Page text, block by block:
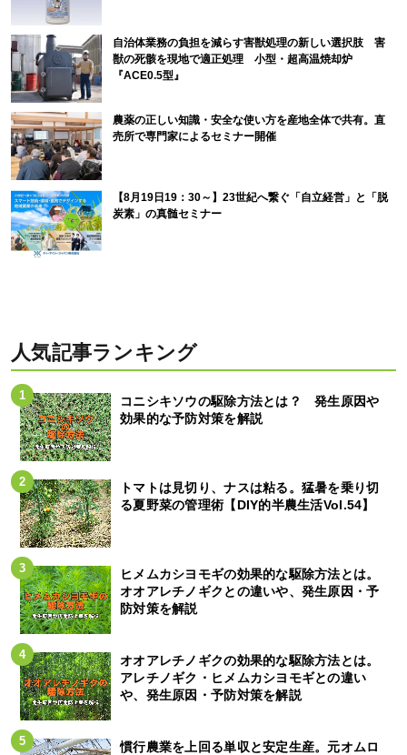
自治体業務の負担を減らす害獣処理の新しい選択肢 害
獣の死骸を現地で適正処理 小型・超高温焼却炉
『ACE0.5型』
農薬の正しい知識・安全な使い方を産地全体で共有。直
売所で専門家によるセミナー開催
【8月19日19：30～】23世紀へ繋ぐ「自立経営」と「脱
炭素」の真髄セミナー
人気記事ランキング
コニシキソウの駆除方法とは？ 発生原因や
効果的な予防対策を解説
トマトは見切り、ナスは粘る。猛暑を乗り切
る夏野菜の管理術【DIY的半農生活Vol.54】
ヒメムカシヨモギの効果的な駆除方法とは。
オオアレチノギクとの違いや、発生原因・予
防対策を解説
オオアレチノギクの効果的な駆除方法とは。
アレチノギク・ヒメムカシヨモギとの違い
や、発生原因・予防対策を解説
慣行農業を上回る単収と安定生産。元オムロ